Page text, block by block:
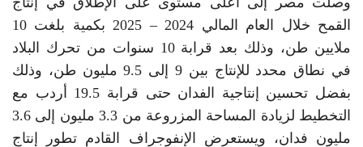
القمح خلال العام المالي 2024 – 2025 بكمية بلغت 10
ملايين طن، وذلك بعد قرابة 10 سنوات من تحرك البلاد
في نطاق محدد للإنتاج بين 9 إلى 9.5 مليون طن، وذلك
بفضل تحسين إنتاجية الفدان حتى قرابة 19.5 أردب مع
التخطيط لزيادة المساحة المزروعة من 3.3 مليون إلى 3.6
مليون فدان، ويستعرض الإنفوجراف القادم تطور إنتاج